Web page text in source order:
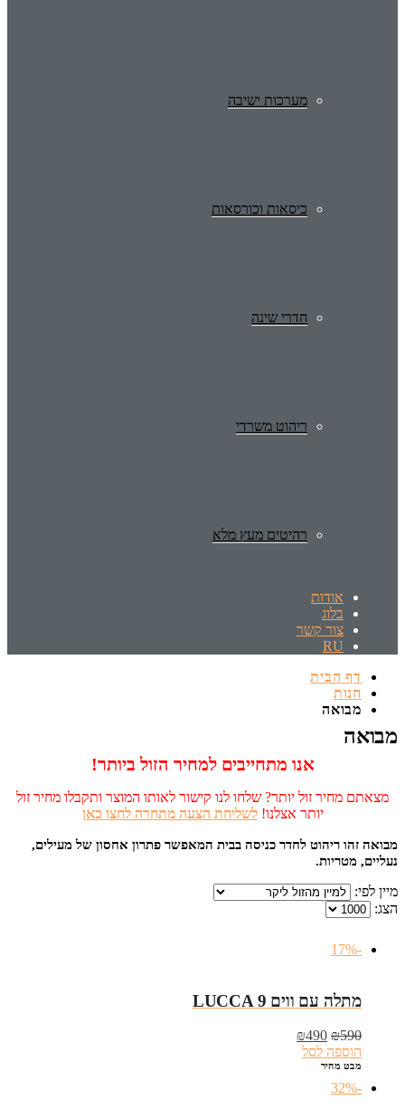
מערכות ישיבה
כיסאות וכורסאות
חדרי שינה
ריהוט משרדי
רהיטים מעץ מלא
אודות
בלוג
צור קשר
RU
דף הבית
חנות
מבואה
מבואה
אנו מתחייבים למחיר הזול ביותר!
מצאתם מחיר זול יותר? שלחו לנו קישור לאותו המוצר ותקבלו מחיר זול
יותר אצלנו!לשליחת הצעה מתחרה לחצו כאן
מבואה זהו ריהוט לחדר כניסה בבית המאפשר פתרון אחסון של מעילים,
נעליים, מטריות.
מיין לפי:
הצג:
-17%
מתלה עם ווים LUCCA 9
₪590
המחיר
המקורי
היה:
₪490
הוספה לסל
מבט מהיר
-32%